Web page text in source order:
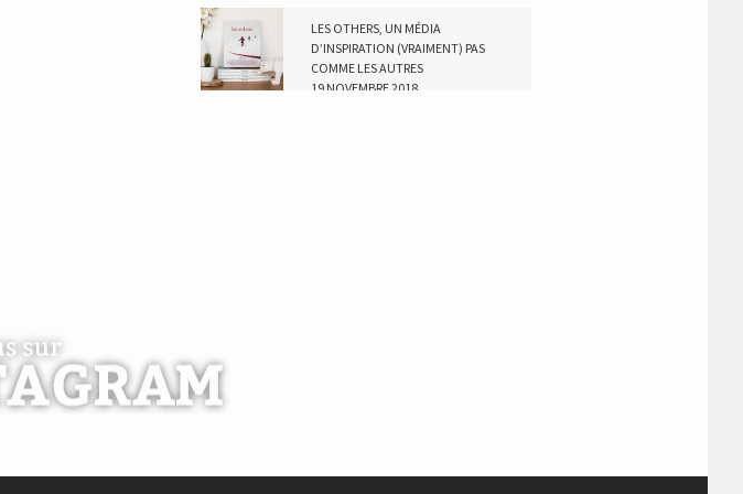
LES OTHERS, UN MÉDIA
D’INSPIRATION (VRAIMENT) PAS
COMME LES AUTRES
19 NOVEMBRE 2018